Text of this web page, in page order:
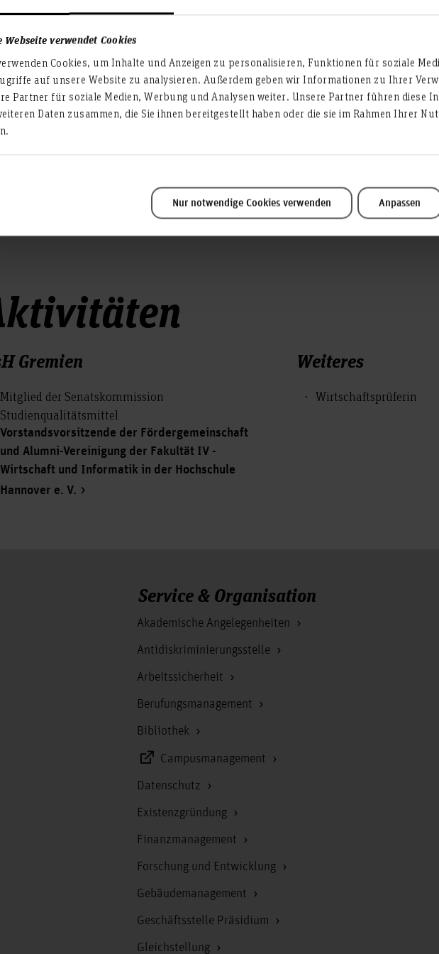
Webseite verwendet Cookies
Cookies, um Inhalte und Anzeigen zu personalisieren, Funktionen für soziale
auf unsere Website zu analysieren. Außerdem geben wir Informationen zu Ihrer
Partner für soziale Medien, Werbung und Analysen weiter. Unsere Partner führen diese
Daten zusammen, die Sie ihnen bereitgestellt haben oder die sie im Rahmen Ihrer
Nur notwendige Cookies verwenden Anpassen
Allgemeine Betriebswirtschaftslehre
Rechnungslegung nach HGB und IFRS
Wirtschaftsprüfung
Bewertung (Unternehmen, Immobilien)
Rechnungslegungsprozesse
Corporate Governance
Gremien
Mitglied der Senatskommission
Studienqualitätsmittel
Vorstandsvorsitzende der Fördergemeinschaft
und Alumni-Vereinigung der Fakultät IV -
Wirtschaft und Informatik in der Hochschule
Hannover e. V.
Weiteres
Wirtschaftsprüferin
Service & Organisation
Akademische Angelegenheiten
Antidiskriminierungsstelle
Arbeitssicherheit
Berufungsmanagement
Bibliothek
Campusmanagement
Datenschutz
Existenzgründung
Finanzmanagement
Forschung und Entwicklung
Gebäudemanagement
Geschäftsstelle Präsidium
Gleichstellung